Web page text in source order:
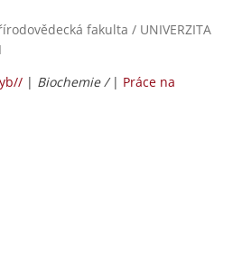
fakulta / UNIVERZITA
| Biochemie / | Práce na